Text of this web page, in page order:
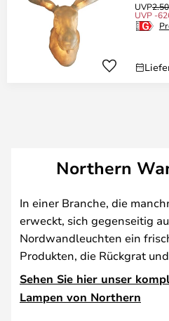
UVP
UVP -
Northern
In einer Branche, die
erweckt, sich gegenseitig
Nordwandleuchten ein
Produkten, die Rückgrat
Sehen Sie hier unser
Lampen von Northern